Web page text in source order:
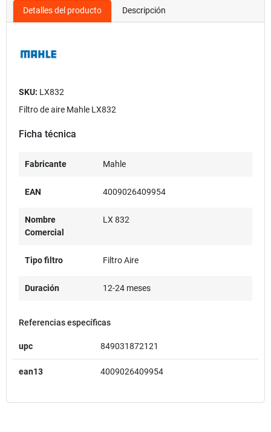
Detalles del producto Descripción
SKU: LX832
Filtro de aire Mahle LX832
Ficha técnica
Fabricante Mahle
EAN 4009026409954
Nombre
Comercial
LX 832
Tipo filtro Filtro Aire
Duración 12-24 meses
Referencias específicas
upc 849031872121
ean13 4009026409954